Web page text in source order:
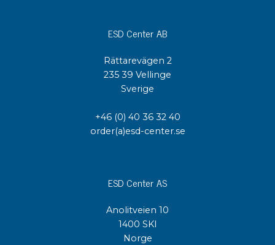
ESD Center AB
Rättarevägen 2
235 39 Vellinge
Sverige
+46 (0) 40 36 32 40
order(a)esd-center.se
ESD Center AS
Anolitveien 10
1400 SKI
Norge